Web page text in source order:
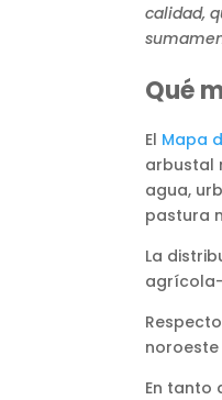
calidad,
Qué
El Mapa
arbustal
agua,
pastura
La
En tanto